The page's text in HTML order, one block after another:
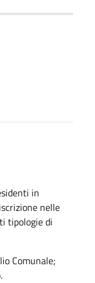
in
nelle
tipologie di
Comunale;